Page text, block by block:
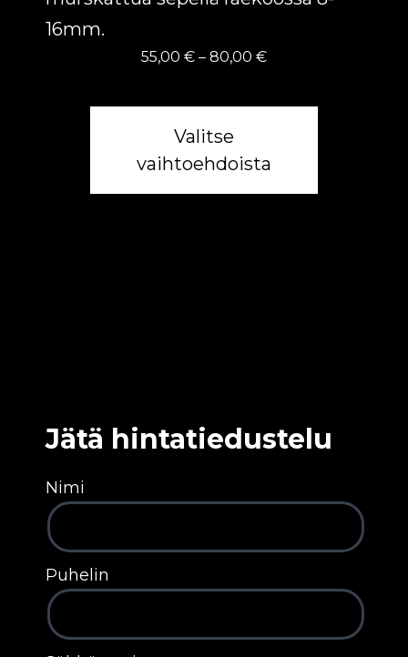
55,00 € – 80,00 €Hintaluokka:
-
16mm.
Valitse
vaihtoehdoista
Jätä hintatiedustelu
Nimi
Puhelin